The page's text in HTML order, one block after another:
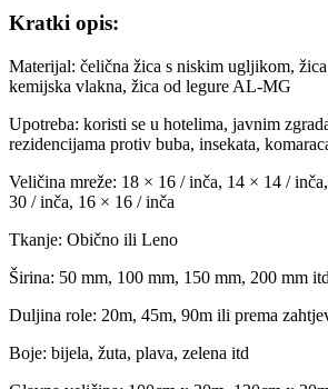
Kratki opis:
Materijal: čelična žica s niskim ugljikom,
kemijska vlakna, žica od legure AL-MG
Upotreba: koristi se u hotelima, javnim
rezidencijama protiv buba, insekata,
Veličina mreže: 18 × 16 / inča, 14 × 14 /
30 / inča, 16 × 16 / inča
Tkanje: Obično ili Leno
Širina: 50 mm, 100 mm, 150 mm, 200 mm
Duljina role: 20m, 45m, 90m ili prema
Boje: bijela, žuta, plava, zelena itd